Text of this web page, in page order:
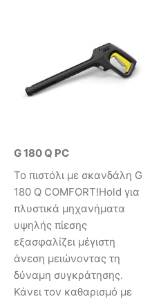
G 180 Q PC
Το πιστόλι με σκανδάλη G
180 Q COMFORT!Hold για
πλυστικά μηχανήματα
υψηλής πίεσης
εξασφαλίζει μέγιστη
άνεση μειώνοντας τη
δύναμη συγκράτησης.
Κάνει τον καθαρισμό με